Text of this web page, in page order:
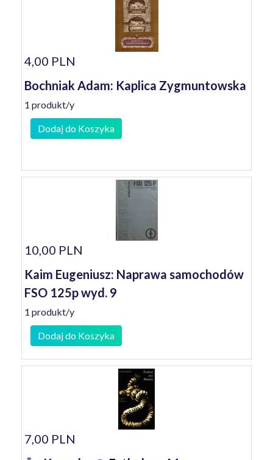
4,00 PLN
Bochniak Adam: Kaplica Zygmuntowska
1 produkt/y
Dodaj do Koszyka
10,00 PLN
Kaim Eugeniusz: Naprawa samochodów
FSO 125p wyd. 9
1 produkt/y
Dodaj do Koszyka
7,00 PLN